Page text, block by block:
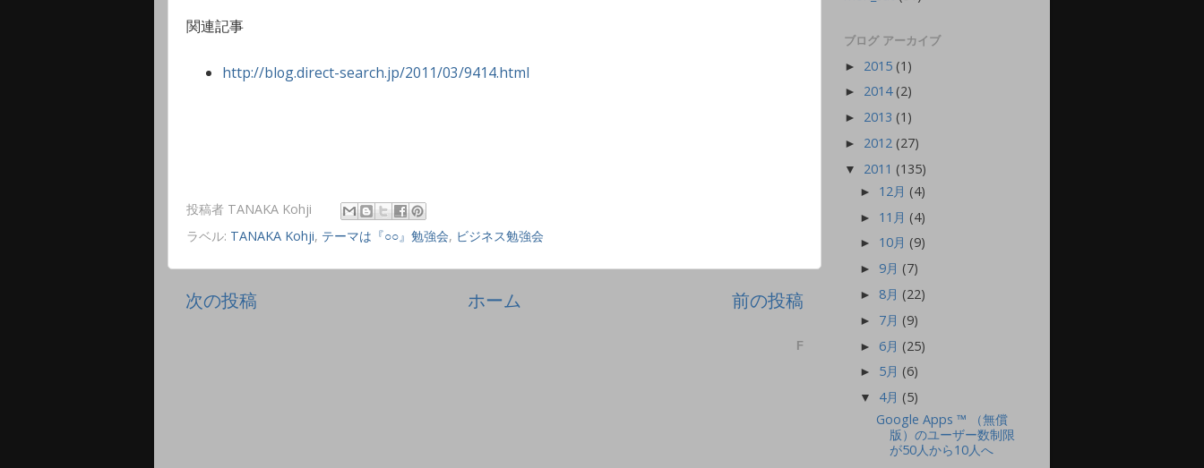
関連記事
http://blog.direct-search.jp/2011/03/9414.html
投稿者 TANAKA Kohji
ラベル: TANAKA Kohji, テーマは『○○』勉強会, ビジネス勉強会
次の投稿 前の投稿
ホーム
F
ブログ アーカイブ
► 2015 (1)
► 2014 (2)
► 2013 (1)
► 2012 (27)
▼ 2011 (135)
► 12月 (4)
► 11月 (4)
► 10月 (9)
► 9月 (7)
► 8月 (22)
► 7月 (9)
► 6月 (25)
► 5月 (6)
▼ 4月 (5)
Google Apps ™ （無償
版）のユーザー数制限
が50人から10人へ